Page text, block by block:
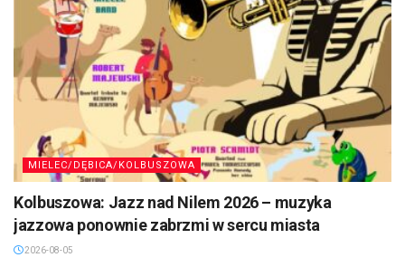
MIELEC/DĘBICA/KOLBUSZOWA
Kolbuszowa: Jazz nad Nilem 2026 – muzyka
jazzowa ponownie zabrzmi w sercu miasta
2026-08-05